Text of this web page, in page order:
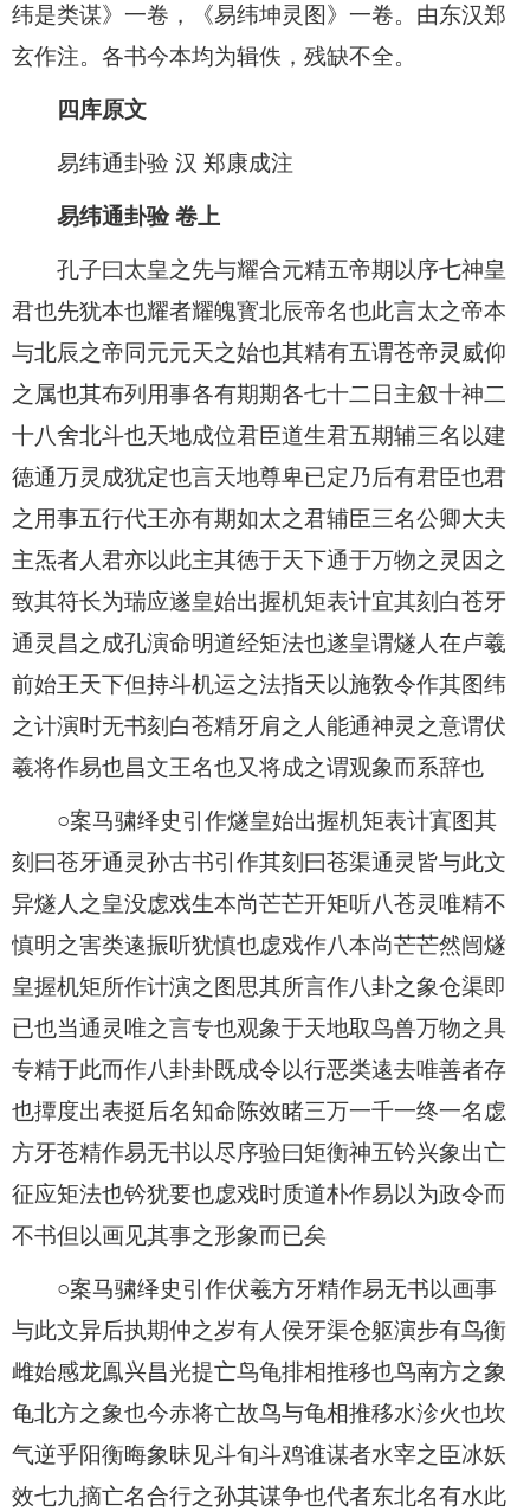
纬是类谋》一卷，《易纬坤灵图》一卷。由东汉郑
玄作注。各书今本均为辑佚，残缺不全。
四库原文
易纬通卦验 汉 郑康成注
易纬通卦验 卷上
孔子曰太皇之先与耀合元精五帝期以序七神皇
君也先犹本也耀者耀魄寳北辰帝名也此言太之帝本
与北辰之帝同元元天之始也其精有五谓苍帝灵威仰
之属也其布列用事各有期期各七十二日主叙十神二
十八舍北斗也天地成位君臣道生君五期辅三名以建
徳通万灵成犹定也言天地尊卑已定乃后有君臣也君
之用事五行代王亦有期如太之君辅臣三名公卿大夫
主炁者人君亦以此主其徳于天下通于万物之灵因之
致其符长为瑞应遂皇始出握机矩表计宜其刻白苍牙
通灵昌之成孔演命明道经矩法也遂皇谓燧人在卢羲
前始王天下但持斗机运之法指天以施敎令作其图纬
之计演时无书刻白苍精牙肩之人能通神灵之意谓伏
羲将作易也昌文王名也又将成之谓观象而系辞也
○案马骕绎史引作燧皇始出握机矩表计寘图其
刻曰苍牙通灵孙古书引作其刻曰苍渠通灵皆与此文
异燧人之皇没虙戏生本尚芒芒开矩听八苍灵唯精不
慎明之害类逺振听犹慎也虙戏作八本尚芒芒然闿燧
皇握机矩所作计演之图思其所言作八卦之象仓渠即
已也当通灵唯之言专也观象于天地取鸟兽万物之具
专精于此而作八卦卦既成令以行恶类逺去唯善者存
也撢度出表挺后名知命陈效睹三万一千一终一名虙
方牙苍精作易无书以尽序验曰矩衡神五钤兴象出亡
征应矩法也钤犹要也虙戏时质道朴作易以为政令而
不书但以画见其事之形象而已矣
○案马骕绎史引作伏羲方牙精作易无书以画事
与此文异后执期仲之岁有人侯牙渠仓躯演步有鸟衡
雌始感龙鳯兴昌光提亡鸟龟排相推移也鸟南方之象
龟北方之象也今赤将亡故鸟与龟相推移水沴火也坎
气逆乎阳衡晦象昧见斗旬斗鸡谁谋者水宰之臣冰妖
效七九摘亡名合行之孙其谋争也代者东北名有水此